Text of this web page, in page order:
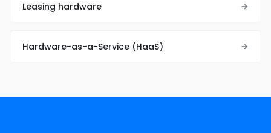
Leasing hardware
Hardware-as-a-Service (HaaS)